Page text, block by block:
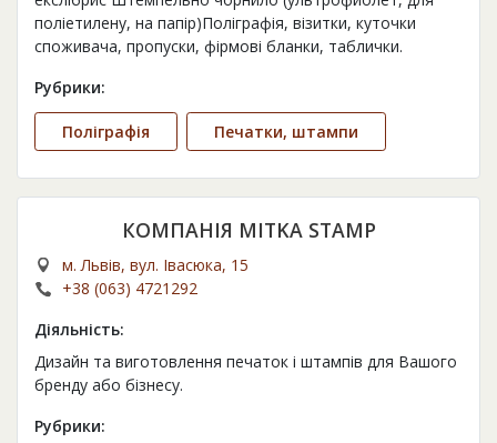
поліетилену, на папір)Поліграфія, візитки, куточки
споживача, пропуски, фірмові бланки, таблички.
Рубрики:
Поліграфія Печатки, штампи
КОМПАНІЯ MITKA STAMP
м. Львів, вул. Івасюка, 15
+38 (063) 4721292
Діяльність:
Дизайн та виготовлення печаток і штампів для Вашого
бренду або бізнесу.
Рубрики: